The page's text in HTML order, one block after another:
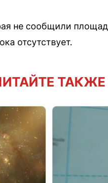
не сообщили
отсутствует.
ТАКЖЕ